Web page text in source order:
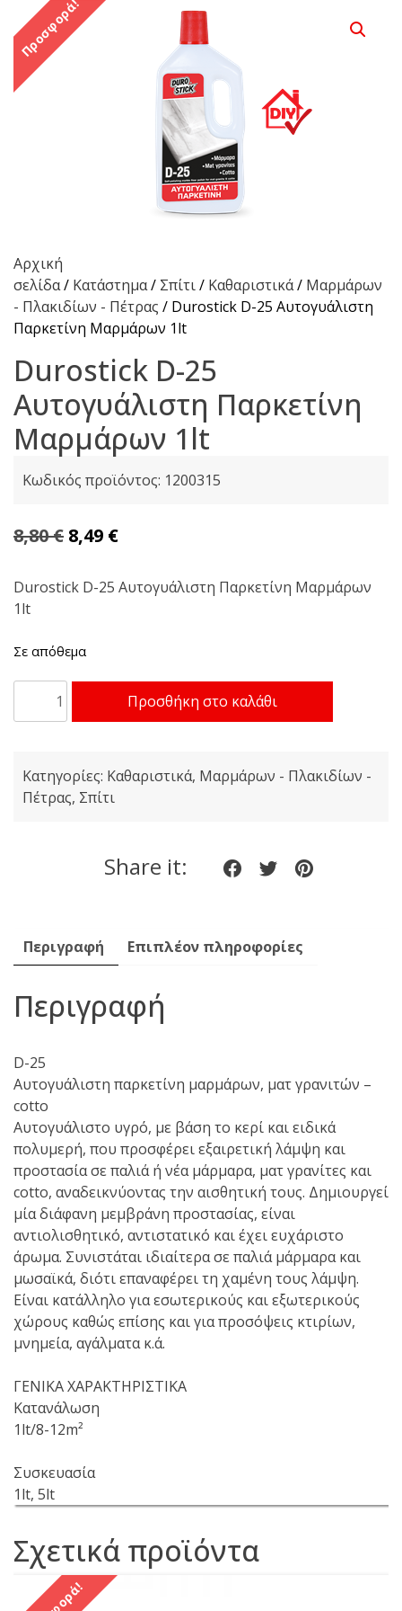
Προσφορά!
Αρχική
σελίδα/ Κατάστημα/ Σπίτι/ Καθαριστικά/ Μαρμάρων
- Πλακιδίων - Πέτρας / Durostick D-25 Αυτογυάλιστη
Παρκετίνη Mαρμάρων 1lt
Durostick D-25
Αυτογυάλιστη Παρκετίνη
Mαρμάρων 1lt
Κωδικός προϊόντος: 1200315
8,80€ Original
was:
8,49 €Η
τιμή
Durostick D-25 Αυτογυάλιστη Παρκετίνη Mαρμάρων
1lt
Σε απόθεμα
Παρκετίνη
Mαρμάρων
Προσθήκη στο καλάθι
Κατηγορίες: Καθαριστικά, Μαρμάρων - Πλακιδίων -
Πέτρας, Σπίτι
Share it:
ShareShare
Περιγραφή Επιπλέον πληροφορίες
Περιγραφή
D-25
Αυτογυάλιστη παρκετίνη μαρμάρων, ματ γρανιτών –
cotto
Αυτογυάλιστο υγρό, με βάση το κερί και ειδικά
πολυμερή, που προσφέρει εξαιρετική λάμψη και
προστασία σε παλιά ή νέα μάρμαρα, ματ γρανίτες και
cotto, αναδεικνύοντας την αισθητική τους. Δη­μιουργεί
μία διάφανη μεμβράνη προστασίας, εί­ναι
αντιολισθητικό, αντιστατικό και έχει ευχάριστο
άρωμα. Συνιστάται ιδιαίτερα σε παλιά μάρμαρα και
μωσαϊκά, διότι επαναφέρει τη χαμένη τους λάμ­ψη.
Είναι κατάλληλο για εσωτερικούς και εξωτε­ρικούς
χώρους καθώς επίσης και για προσόψεις κτιρίων,
μνημεία, αγάλματα κ.ά.
ΓΕΝΙΚΑ ΧΑΡΑΚΤΗΡΙΣΤΙΚΑ
Κατανάλωση
1lt/8-12m²
Συσκευασία
1lt, 5lt
Σχετικά προϊόντα